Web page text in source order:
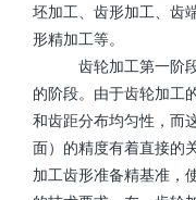
坯加工、齿形加工、齿
形精加工等。
齿轮加工第一阶段
的阶段。由于齿轮加工
和齿距分布均匀性，而
面）的精度有着直接的
加工齿形准备精基准，